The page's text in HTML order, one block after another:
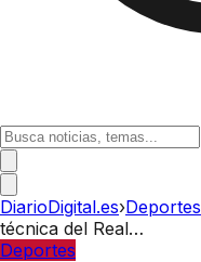
DiarioDigital.es›Deportes
técnica del Real…
Deportes